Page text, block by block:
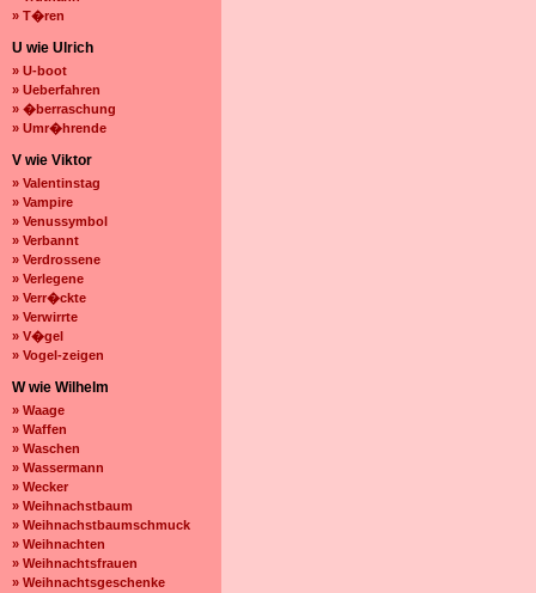
» T�ren
U wie Ulrich
» U-boot
» Ueberfahren
» �berraschung
» Umr�hrende
V wie Viktor
» Valentinstag
» Vampire
» Venussymbol
» Verbannt
» Verdrossene
» Verlegene
» Verr�ckte
» Verwirrte
» V�gel
» Vogel-zeigen
W wie Wilhelm
» Waage
» Waffen
» Waschen
» Wassermann
» Wecker
» Weihnachstbaum
» Weihnachstbaumschmuck
» Weihnachten
» Weihnachtsfrauen
» Weihnachtsgeschenke